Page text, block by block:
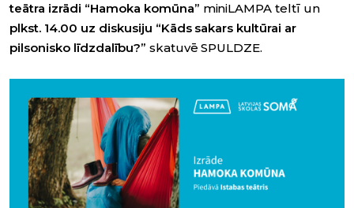
teātra izrādi “Hamoka komūna” miniLAMPA teltī un
plkst. 14.00 uz diskusiju “Kāds sakars kultūrai ar
pilsonisko līdzdalību?” skatuvē SPULDZE.